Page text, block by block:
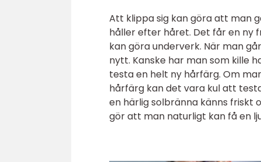
Att klippa sig kan göra att man
håller efter håret. Det får en ny
kan göra underverk. När man
nytt. Kanske har man som kille
testa en helt ny hårfärg. Om
hårfärg kan det vara kul att
en härlig solbränna känns friskt
gör att man naturligt kan få en